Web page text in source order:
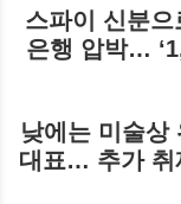
스파이 신분으
은행 압박…
낮에는 미술상
대표… 추가 취